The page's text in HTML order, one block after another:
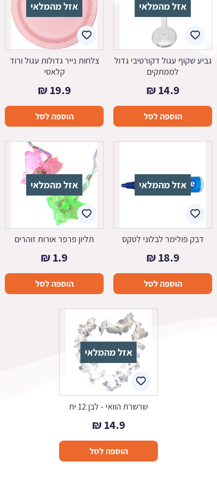
אזל מהמלאי
גביע שקוף עגול דקורטיבי גדול
לממתקים
14.9
₪
הוספה לסל
אזל מהמלאי
צלחות נייר גדולות עגול ורוד
קלאסי
19.9
₪
הוספה לסל
אזל מהמלאי
דבק פולימר לבלוני לטקס
18.9
₪
הוספה לסל
אזל מהמלאי
תליון פרפר אורות זוהרים
1.9
₪
הוספה לסל
אזל מהמלאי
שרשרת הוואי - לבן 12 יח
14.9
₪
הוספה לסל